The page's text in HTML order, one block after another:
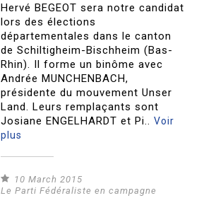
Hervé BEGEOT sera notre candidat
lors des élections
départementales dans le canton
de Schiltigheim-Bischheim (Bas-
Rhin). Il forme un binôme avec
Andrée MUNCHENBACH,
présidente du mouvement Unser
Land. Leurs remplaçants sont
Josiane ENGELHARDT et Pi..Voir
plus
10 March 2015
Le Parti Fédéraliste en campagne